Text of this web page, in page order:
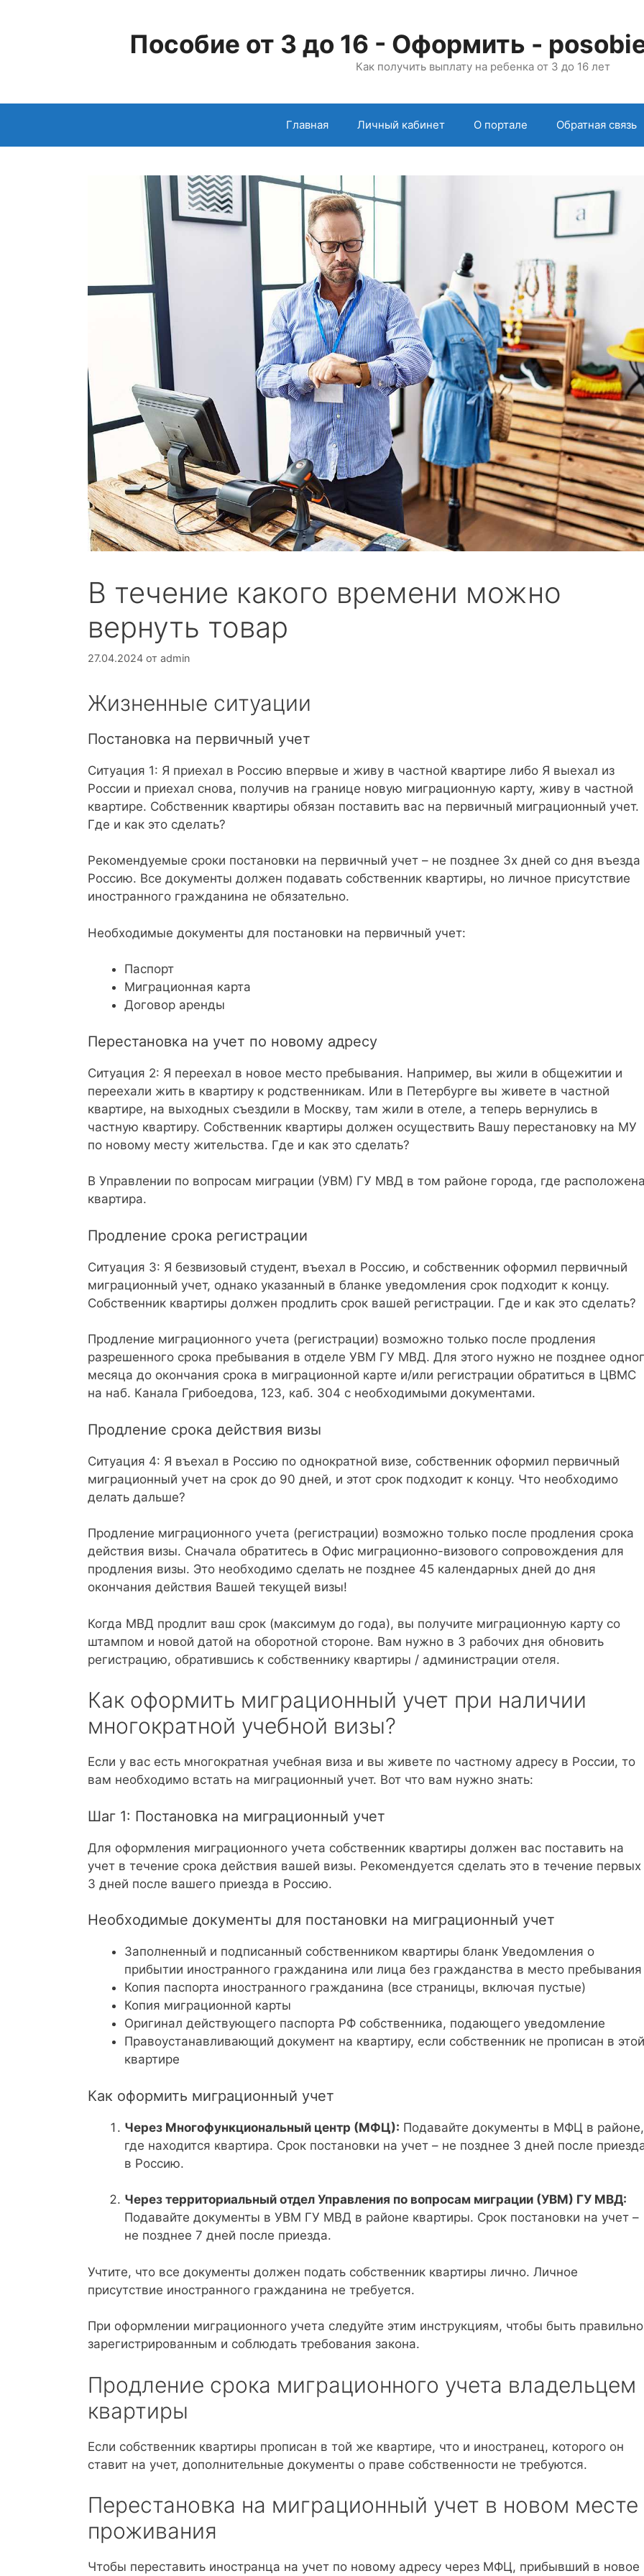
Пособие от 3 до 16 - Оформить -
Как получить выплату на ребенка от 3 до 16 лет
Главная Личный кабинет О портале Обратная связь
В течение какого времени можно
вернуть товар
27.04.2024 от admin
​​​​​​​Жизненные ситуации
Постановка на первичный учет
Ситуация 1: Я приехал в Россию впервые и живу в частной квартире либо Я выехал из
России и приехал снова, получив на границе новую миграционную карту, живу в частной
квартире. Собственник квартиры обязан поставить вас на первичный миграционный учет.
Где и как это сделать?
Рекомендуемые сроки постановки на первичный учет – не позднее 3х дней со дня въезда
Россию. Все документы должен подавать собственник квартиры, но личное присутствие
иностранного гражданина не обязательно.
Необходимые документы для постановки на первичный учет:
Паспорт
Миграционная карта
Договор аренды
Перестановка на учет по новому адресу
Ситуация 2: Я переехал в новое место пребывания. Например, вы жили в общежитии и
переехали жить в квартиру к родственникам. Или в Петербурге вы живете в частной
квартире, на выходных съездили в Москву, там жили в отеле, а теперь вернулись в
частную квартиру. Собственник квартиры должен осуществить Вашу перестановку на МУ
по новому месту жительства. Где и как это сделать?
В Управлении по вопросам миграции (УВМ) ГУ МВД в том районе города, где
квартира.
Продление срока регистрации
Ситуация 3: Я безвизовый студент, въехал в Россию, и собственник оформил первичный
миграционный учет, однако указанный в бланке уведомления срок подходит к концу.
Собственник квартиры должен продлить срок вашей регистрации. Где и как это сделать?
Продление миграционного учета (регистрации) возможно только после продления
разрешенного срока пребывания в отделе УВМ ГУ МВД. Для этого нужно не позднее
месяца до окончания срока в миграционной карте и/или регистрации обратиться в ЦВМС
на наб. Канала Грибоедова, 123, каб. 304 с необходимыми документами.
Продление срока действия визы
Ситуация 4: Я въехал в Россию по однократной визе, собственник оформил первичный
миграционный учет на срок до 90 дней, и этот срок подходит к концу. Что необходимо
делать дальше?
Продление миграционного учета (регистрации) возможно только после продления срока
действия визы. Сначала обратитесь в Офис миграционно-визового сопровождения для
продления визы. Это необходимо сделать не позднее 45 календарных дней до дня
окончания действия Вашей текущей визы!
Когда МВД продлит ваш срок (максимум до года), вы получите миграционную карту со
штампом и новой датой на оборотной стороне. Вам нужно в 3 рабочих дня обновить
регистрацию, обратившись к собственнику квартиры / администрации отеля.
Как оформить миграционный учет при наличии
многократной учебной визы?
Если у вас есть многократная учебная виза и вы живете по частному адресу в России, то
вам необходимо встать на миграционный учет. Вот что вам нужно знать:
Шаг 1: Постановка на миграционный учет
Для оформления миграционного учета собственник квартиры должен вас поставить на
учет в течение срока действия вашей визы. Рекомендуется сделать это в течение первых
3 дней после вашего приезда в Россию.
Необходимые документы для постановки на миграционный учет
Заполненный и подписанный собственником квартиры бланк Уведомления о
прибытии иностранного гражданина или лица без гражданства в место пребывания
Копия паспорта иностранного гражданина (все страницы, включая пустые)
Копия миграционной карты
Оригинал действующего паспорта РФ собственника, подающего уведомление
Правоустанавливающий документ на квартиру, если собственник не прописан в этой
квартире
Как оформить миграционный учет
Через Многофункциональный центр (МФЦ): Подавайте документы в МФЦ в районе,
где находится квартира. Срок постановки на учет – не позднее 3 дней после
в Россию.
Через территориальный отдел Управления по вопросам миграции (УВМ) ГУ МВД:
Подавайте документы в УВМ ГУ МВД в районе квартиры. Срок постановки на учет –
не позднее 7 дней после приезда.
Учтите, что все документы должен подать собственник квартиры лично. Личное
присутствие иностранного гражданина не требуется.
При оформлении миграционного учета следуйте этим инструкциям, чтобы быть правильно
зарегистрированным и соблюдать требования закона.
Продление срока миграционного учета владельцем
квартиры
Если собственник квартиры прописан в той же квартире, что и иностранец, которого он
ставит на учет, дополнительные документы о праве собственности не требуются.
Перестановка на миграционный учет в новом месте
проживания
Чтобы переставить иностранца на учет по новому адресу через МФЦ, прибывший в новое